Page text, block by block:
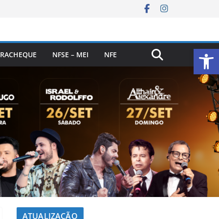
NFSE – MEI NFE
ATUALIZAÇÃO